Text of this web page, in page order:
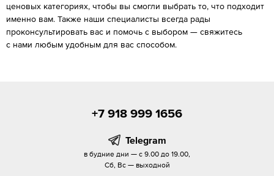
ценовых категориях, чтобы вы смогли выбрать то, что подходит
именно вам. Также наши специалисты всегда рады
проконсультировать вас и помочь с выбором — свяжитесь
с нами любым удобным для вас способом.
+7 918 999 1656
Telegram
в будние дни — с 9.00 до 19.00,
Сб, Вс — выходной